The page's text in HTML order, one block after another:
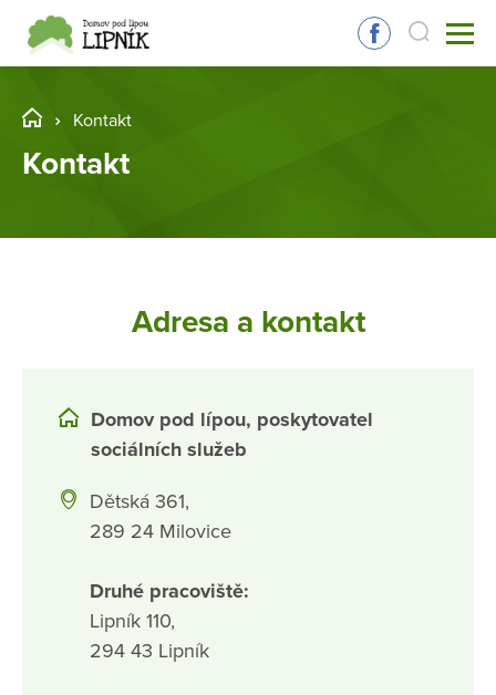
Kontakt
Kontakt
Adresa a kontakt
Domov pod lípou, poskytovatel
sociálních služeb
Dětská 361,
289 24 Milovice
Druhé pracoviště:
Lipník 110,
294 43 Lipník